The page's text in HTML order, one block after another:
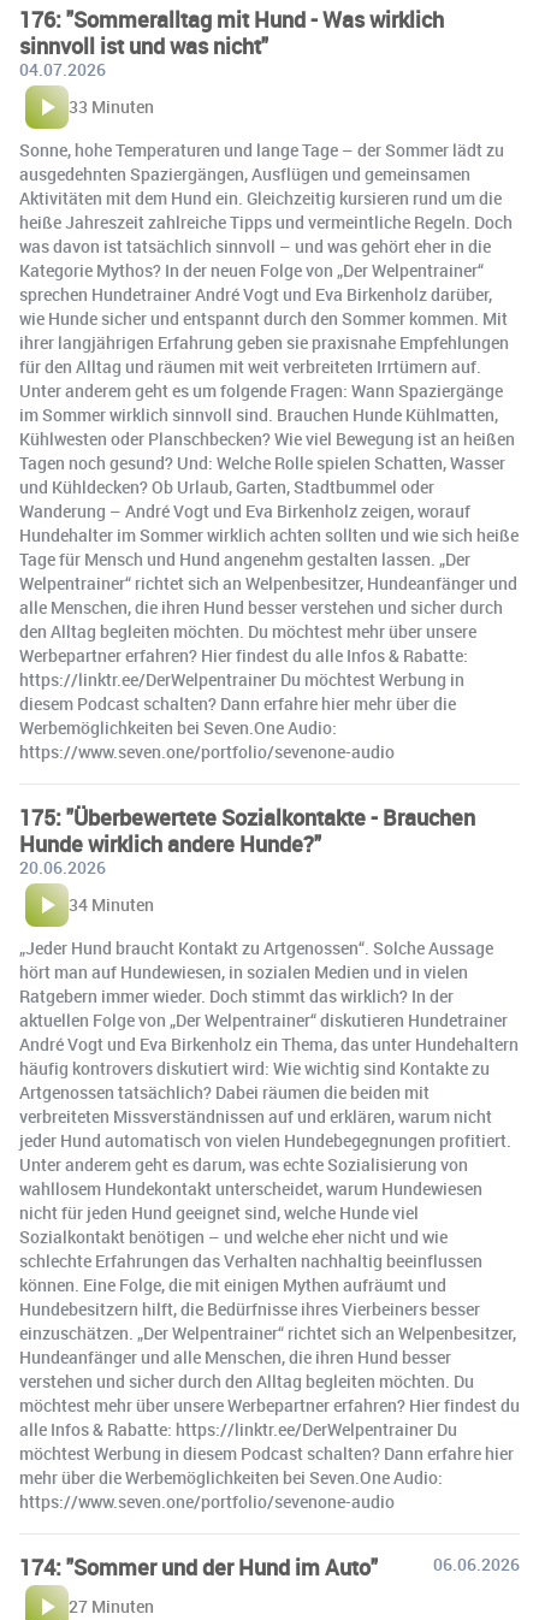
176: "Sommeralltag mit Hund - Was wirklich
sinnvoll ist und was nicht"
04.07.2026
33 Minuten
Sonne, hohe Temperaturen und lange Tage – der Sommer lädt zu
ausgedehnten Spaziergängen, Ausflügen und gemeinsamen
Aktivitäten mit dem Hund ein. Gleichzeitig kursieren rund um die
heiße Jahreszeit zahlreiche Tipps und vermeintliche Regeln. Doch
was davon ist tatsächlich sinnvoll – und was gehört eher in die
Kategorie Mythos? In der neuen Folge von „Der Welpentrainer“
sprechen Hundetrainer André Vogt und Eva Birkenholz darüber,
wie Hunde sicher und entspannt durch den Sommer kommen. Mit
ihrer langjährigen Erfahrung geben sie praxisnahe Empfehlungen
für den Alltag und räumen mit weit verbreiteten Irrtümern auf.
Unter anderem geht es um folgende Fragen: Wann Spaziergänge
im Sommer wirklich sinnvoll sind. Brauchen Hunde Kühlmatten,
Kühlwesten oder Planschbecken? Wie viel Bewegung ist an heißen
Tagen noch gesund? Und: Welche Rolle spielen Schatten, Wasser
und Kühldecken? Ob Urlaub, Garten, Stadtbummel oder
Wanderung – André Vogt und Eva Birkenholz zeigen, worauf
Hundehalter im Sommer wirklich achten sollten und wie sich heiße
Tage für Mensch und Hund angenehm gestalten lassen. „Der
Welpentrainer“ richtet sich an Welpenbesitzer, Hundeanfänger und
alle Menschen, die ihren Hund besser verstehen und sicher durch
den Alltag begleiten möchten. Du möchtest mehr über unsere
Werbepartner erfahren? Hier findest du alle Infos & Rabatte:
https://linktr.ee/DerWelpentrainer Du möchtest Werbung in
diesem Podcast schalten? Dann erfahre hier mehr über die
Werbemöglichkeiten bei Seven.One Audio:
https://www.seven.one/portfolio/sevenone-audio
175: "Überbewertete Sozialkontakte - Brauchen
Hunde wirklich andere Hunde?"
20.06.2026
34 Minuten
„Jeder Hund braucht Kontakt zu Artgenossen“. Solche Aussage
hört man auf Hundewiesen, in sozialen Medien und in vielen
Ratgebern immer wieder. Doch stimmt das wirklich? In der
aktuellen Folge von „Der Welpentrainer“ diskutieren Hundetrainer
André Vogt und Eva Birkenholz ein Thema, das unter Hundehaltern
häufig kontrovers diskutiert wird: Wie wichtig sind Kontakte zu
Artgenossen tatsächlich? Dabei räumen die beiden mit
verbreiteten Missverständnissen auf und erklären, warum nicht
jeder Hund automatisch von vielen Hundebegegnungen profitiert.
Unter anderem geht es darum, was echte Sozialisierung von
wahllosem Hundekontakt unterscheidet, warum Hundewiesen
nicht für jeden Hund geeignet sind, welche Hunde viel
Sozialkontakt benötigen – und welche eher nicht und wie
schlechte Erfahrungen das Verhalten nachhaltig beeinflussen
können. Eine Folge, die mit einigen Mythen aufräumt und
Hundebesitzern hilft, die Bedürfnisse ihres Vierbeiners besser
einzuschätzen. „Der Welpentrainer“ richtet sich an Welpenbesitzer,
Hundeanfänger und alle Menschen, die ihren Hund besser
verstehen und sicher durch den Alltag begleiten möchten. Du
möchtest mehr über unsere Werbepartner erfahren? Hier findest du
alle Infos & Rabatte: https://linktr.ee/DerWelpentrainer Du
möchtest Werbung in diesem Podcast schalten? Dann erfahre hier
mehr über die Werbemöglichkeiten bei Seven.One Audio:
https://www.seven.one/portfolio/sevenone-audio
174: "Sommer und der Hund im Auto"
06.06.2026
27 Minuten